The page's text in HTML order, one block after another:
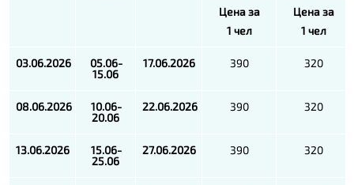
Ценаза
1чел
Ценаза
1чел
03.06.2026
05.06-
15.06
17.06.2026 390 320
08.06.2026
10.06-
20.06
22.06.2026 390 320
13.06.2026
15.06-
25.06
27.06.2026 390 320